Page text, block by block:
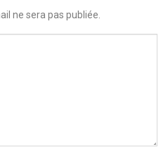
ne sera pas publiée.